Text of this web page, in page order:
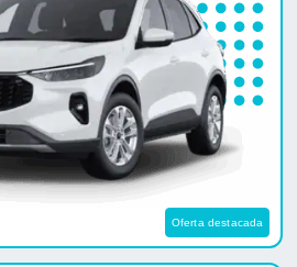
Oferta destacada